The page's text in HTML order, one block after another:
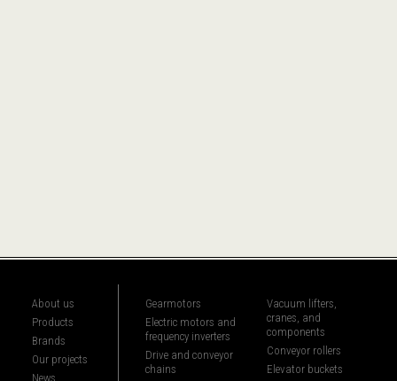
About us
Products
Brands
Our projects
News
Gearmotors
Electric motors and
frequency inverters
Drive and conveyor
chains
Vacuum lifters,
cranes, and
components
Conveyor rollers
Elevator buckets